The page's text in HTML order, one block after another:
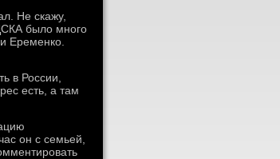
Не скажу,
было много
Еременко.
в России,
есть, а там
он с семьей,